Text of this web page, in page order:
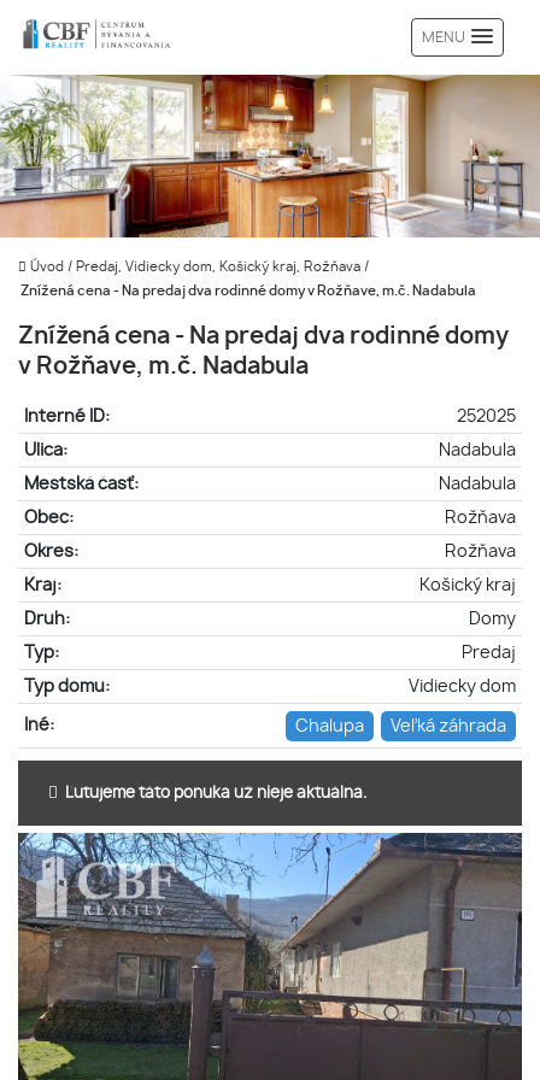
MENU
Úvod / Predaj, Vidiecky dom, Košický kraj, Rožňava /
Znížená cena - Na predaj dva rodinné domy v Rožňave, m.č. Nadabula
Znížená cena - Na predaj dva rodinné domy
v Rožňave, m.č. Nadabula
Interné ID:
252025
Ulica:
Nadabula
Mestská časť:
Nadabula
Obec:
Rožňava
Okres:
Rožňava
Kraj:
Košický kraj
Druh:
Domy
Typ:
Predaj
Typ domu:
Vidiecky dom
Iné: Chalupa Veľká záhrada
Ľutujeme táto ponuka už nieje aktuálna.